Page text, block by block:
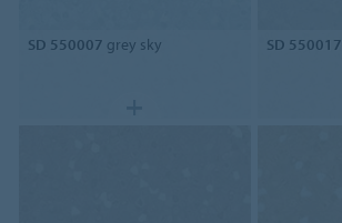
SD 550007 grey sky SD 550017